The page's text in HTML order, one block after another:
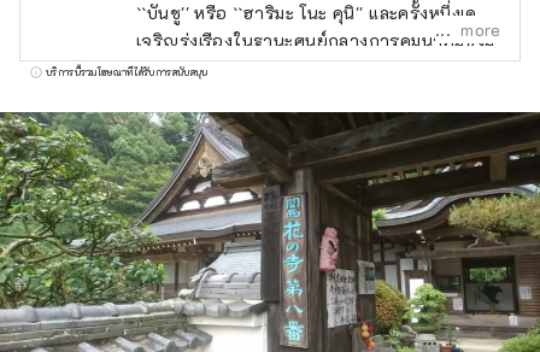
``บันชู'' หรือ ``ฮาริมะ โนะ คุนิ'' และครั้งหนึ่งเคย
เจริญรุ่งเรืองในฐานะศูนย์กลางการคมนาคมซึ่งมี
ถนนที่เชื่อมต่อระหว่างตะวันออกและตะวันตก
พ.ศ. 2499 หมู่บ้านทาวาระ หมู่บ้านยาชิกุสะ และ
เมืองฟุกุซากิในอดีตได้รวมเข้าด้วยกัน กลายเป็น
รูปแบบปัจจุบัน แม้ในปัจจุบันยังคงเป็นศูนย์กลาง
การคมนาคมขนส่งที่สำคัญ โดยมีเส้นทาง JR
Bantan, ถนนเชื่อมต่อ Bantan และทางหลวง
หมายเลข 312 ที่วิ่งจากเหนือจรดใต้ และทางด่วน
Chugoku และถนนประจำจังหวัดสาย Miki-
Shiso วิ่งจากตะวันออกไปตะวันตก นอกจากนี้
เมืองฟุคุซากิยังเป็นเมืองแห่งสวนที่ล้อมรอบด้วย
more
บริการนี้รวมโฆษณาที่ได้รับการสนับสนุน